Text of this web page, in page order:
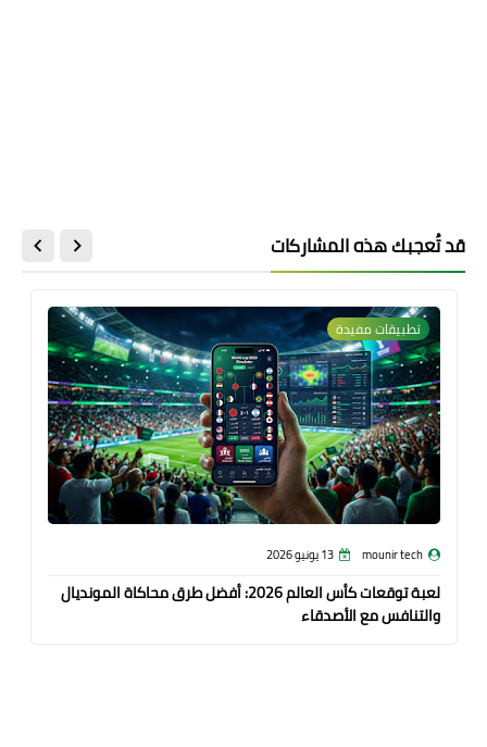
قد تُعجبك هذه المشاركات
تطبيقات مفيدة
mounir tech 13 يونيو 2026
لعبة توقعات كأس العالم 2026: أفضل طرق محاكاة المونديال
والتنافس مع الأصدقاء